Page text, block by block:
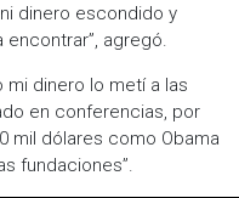
dinero escondido y
encontrar”, agregó.
mi dinero lo metí a las
en conferencias, por
mil dólares como Obama
fundaciones”.